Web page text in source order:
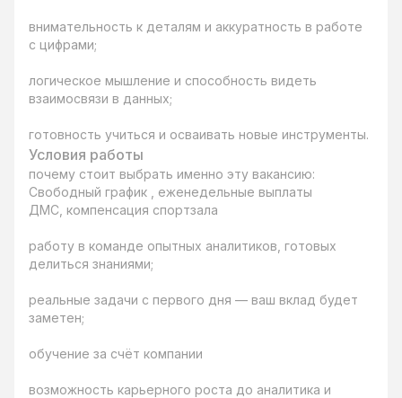
внимательность к деталям и аккуратность в работе
с цифрами;
логическое мышление и способность видеть
взаимосвязи в данных;
готовность учиться и осваивать новые инструменты.
Условия работы
почему стоит выбрать именно эту вакансию:
Свободный график , еженедельные выплаты
ДМС, компенсация спортзала
работу в команде опытных аналитиков, готовых
делиться знаниями;
реальные задачи с первого дня — ваш вклад будет
заметен;
обучение за счёт компании
возможность карьерного роста до аналитика и